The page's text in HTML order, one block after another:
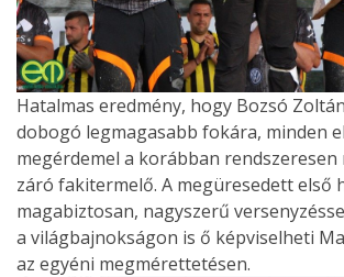
Hatalmas eredmény, hogy Bozsó
dobogó legmagasabb fokára, minden
megérdemel a korábban rendszeresen
záró fakitermelő. A megüresedett első
magabiztosan, nagyszerű
a világbajnokságon is ő képviselheti
az egyéni megmérettetésen.